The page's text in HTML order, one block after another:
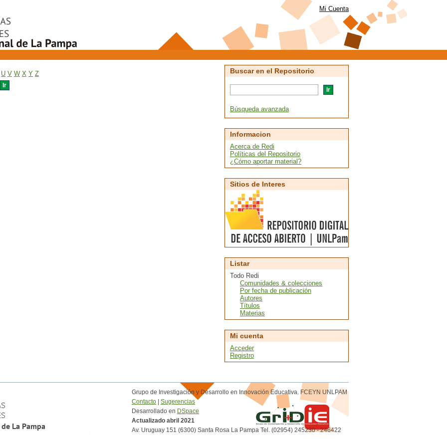
Mi Cuenta
U V W X Y Z
Buscar en el Repositorio
Búsqueda avanzada
Informacion
Acerca de Redi
Políticas del Repositorio
¿Cómo aportar material?
Sitios de Interes
Listar
Todo Redi
Comunidades & colecciones
Por fecha de publicación
Autores
Títulos
Materias
Mi cuenta
Acceder
Registro
Grupo de Investigación y Desarrollo en Innovación Educativa. FCEYN UNLPAM
Contacto | Sugerencias
Desarrollado en DSpace
Actualizado abril 2021
Av. Uruguay 151 (6300) Santa Rosa La Pampa Tel. (02954) 245230 - 246422